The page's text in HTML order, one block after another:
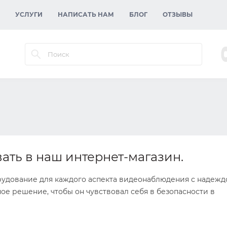
УСЛУГИ НАПИСАТЬ НАМ БЛОГ ОТЗЫВЫ
в наш интернет-магазин.
для каждого аспекта видеонаблюдения с
решение, чтобы он чувствовал себя в безопасности в